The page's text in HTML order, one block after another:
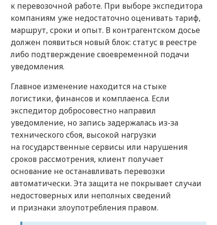
к перевозочной работе. При выборе экспедитора
компаниям уже недостаточно оценивать тариф,
маршрут, сроки и опыт. В контрагентском досье
должен появиться новый блок: статус в реестре
либо подтверждение своевременной подачи
уведомления.
Главное изменение находится на стыке
логистики, финансов и комплаенса. Если
экспедитор добросовестно направил
уведомление, но запись задержалась из-за
технического сбоя, высокой нагрузки
на государственные сервисы или нарушения
сроков рассмотрения, клиент получает
основание не останавливать перевозки
автоматически. Эта защита не покрывает случаи
недостоверных или неполных сведений
и признаки злоупотребления правом.